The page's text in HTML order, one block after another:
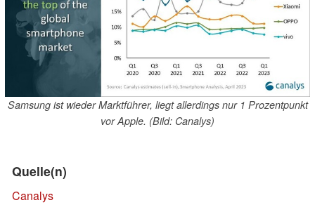
Samsung ist wieder Marktführer, liegt allerdings nur 1 Prozentpunkt
vor Apple. (Bild: Canalys)
Quelle(n)
Canalys